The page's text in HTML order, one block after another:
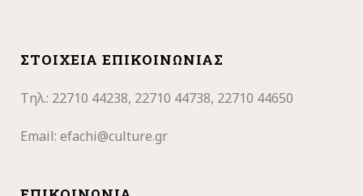
ΣΤΟΙΧΕΊΑ ΕΠΙΚΟΙΝΩΝΊΑΣ
Τηλ.: 22710 44238, 22710 44738, 22710 44650
Email: efachi@culture.gr